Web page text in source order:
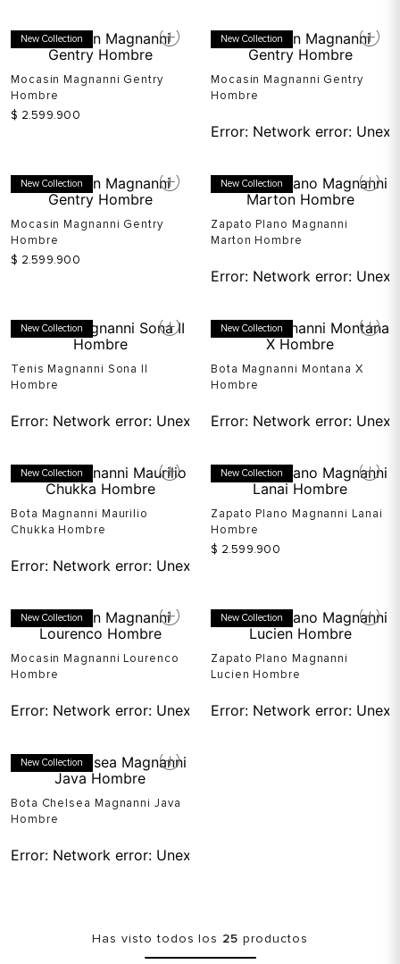
New Collection
Mocasin Magnanni Gentry
Hombre
$ 2.599.900
New Collection
Mocasin Magnanni Gentry
Hombre
Error: Network error:
New Collection
Mocasin Magnanni Gentry
Hombre
$ 2.599.900
New Collection
Zapato Plano Magnanni
Marton Hombre
Error: Network error:
New Collection
Tenis Magnanni Sona II
Hombre
Error: Network error: Unexpected token T in JSON at
New Collection
Bota Magnanni Montana X
Hombre
Error: Network error:
New Collection
Bota Magnanni Maurilio
Chukka Hombre
Error: Network error: Unexpected token T in JSON at
New Collection
Zapato Plano Magnanni Lanai
Hombre
$ 2.599.900
New Collection
Mocasin Magnanni Lourenco
Hombre
Error: Network error: Unexpected token T in JSON at
New Collection
Zapato Plano Magnanni
Lucien Hombre
Error: Network error:
New Collection
Bota Chelsea Magnanni Java
Hombre
Error: Network error: Unexpected token T in JSON at
Has visto todos los 25 productos